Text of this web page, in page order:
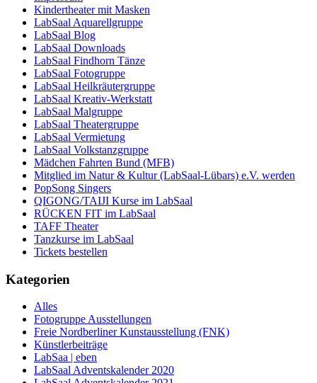
Kindertheater mit Masken
LabSaal Aquarellgruppe
LabSaal Blog
LabSaal Downloads
LabSaal Findhorn Tänze
LabSaal Fotogruppe
LabSaal Heilkräutergruppe
LabSaal Kreativ-Werkstatt
LabSaal Malgruppe
LabSaal Theatergruppe
LabSaal Vermietung
LabSaal Volkstanzgruppe
Mädchen Fahrten Bund (MFB)
Mitglied im Natur & Kultur (LabSaal-Lübars) e.V. werden
PopSong Singers
QIGONG/TAIJI Kurse im LabSaal
RÜCKEN FIT im LabSaal
TAFF Theater
Tanzkurse im LabSaal
Tickets bestellen
Kategorien
Alles
Fotogruppe Ausstellungen
Freie Nordberliner Kunstausstellung (FNK)
Künstlerbeiträge
LabSaa | eben
LabSaal Adventskalender 2020